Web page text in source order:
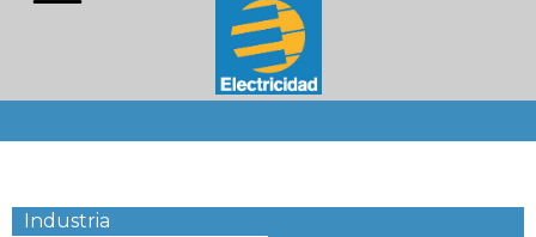
Industria